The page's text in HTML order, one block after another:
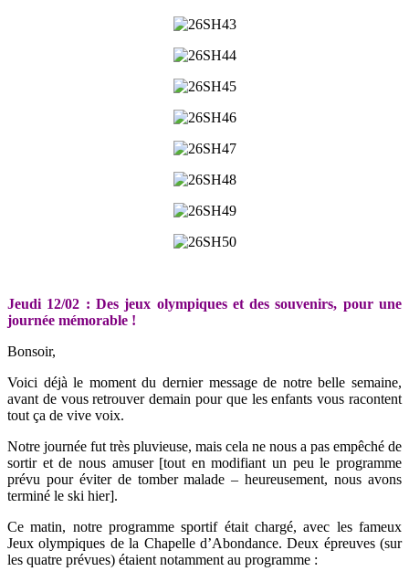
Jeudi 12/02 : Des jeux olympiques et des souvenirs, pour une
journée mémorable !
Bonsoir,
Voici déjà le moment du dernier message de notre belle semaine,
avant de vous retrouver demain pour que les enfants vous racontent
tout ça de vive voix.
Notre journée fut très pluvieuse, mais cela ne nous a pas empêché de
sortir et de nous amuser [tout en modifiant un peu le programme
prévu pour éviter de tomber malade – heureusement, nous avons
terminé le ski hier].
Ce matin, notre programme sportif était chargé, avec les fameux
Jeux olympiques de la Chapelle d’Abondance. Deux épreuves (sur
les quatre prévues) étaient notamment au programme :